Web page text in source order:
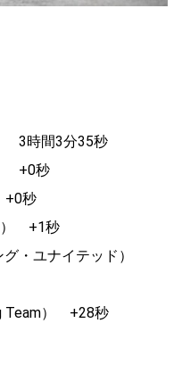
3時間3分35秒
+0秒
+0秒
） +1秒
・ユナイテッド）
Team） +28秒